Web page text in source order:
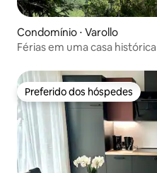
Condomínio ⋅ Varollo
Férias em uma casa histórica
Preferido dos hóspedes
Preferido dos hóspedes